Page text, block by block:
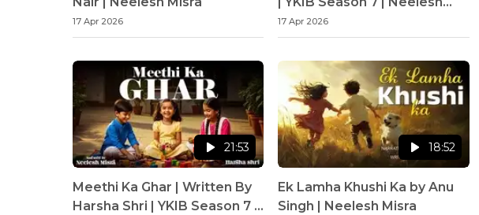
17 Apr 2026
Misra
17 Apr 2026
21:53
Meethi Ka Ghar | Written By
Harsha Shri | YKIB Season 7 |
18:52
Ek Lamha Khushi Ka by Anu
Singh | Neelesh Misra